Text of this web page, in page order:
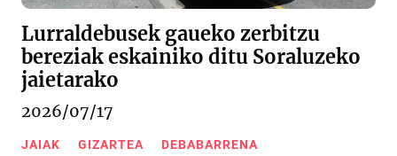
Lurraldebusek gaueko zerbitzu
bereziak eskainiko ditu Soraluzeko
jaietarako
2026/07/17
JAIAK GIZARTEA DEBABARRENA